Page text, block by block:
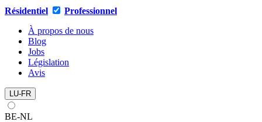
Résidentiel
Professionnel
À propos de nous
Blog
Jobs
Législation
Avis
LU-FR
BE-NL